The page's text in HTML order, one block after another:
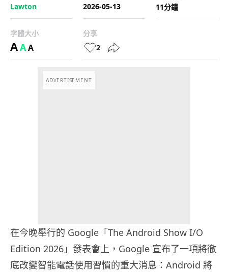
Lawton
2026-05-13
11分鐘
字體大小
AAA
分享
2
ADVERTISEMENT
在今晚舉行的 Google「The Android Show I/O
Edition 2026」發表會上，Google 宣布了一項將徹
底改變智能電話使用習慣的重大消息：Android 將